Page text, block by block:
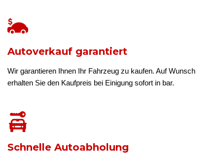
Autoverkauf garantiert
Wir garantieren Ihnen Ihr Fahrzeug zu kaufen. Auf Wunsch
erhalten Sie den Kaufpreis bei Einigung sofort in bar.
Schnelle Autoabholung